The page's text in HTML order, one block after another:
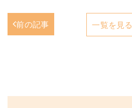
前の記事 一覧を見る